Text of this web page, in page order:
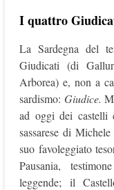
I quattro
La Sardegna del
Giudicati (di
Arborea) e, non a
sardismo: Giudice.
ad oggi dei castelli
sassarese di
suo favoleggiato
Pausania,
leggende; il